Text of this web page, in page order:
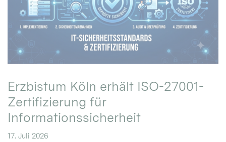
Erzbistum Köln erhält ISO-27001-
Zertifizierung für
Informationssicherheit
17. Juli 2026